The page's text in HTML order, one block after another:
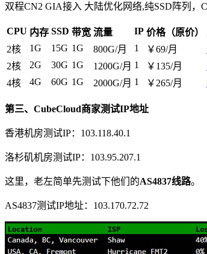
双程CN2 GIA接入 大陆优化网络,纯SSD阵列，
CPU 内存 SSD 带宽 流量 IP 价格（原价）
2核
1G 15G 1G 800G/月 1 ￥69/月
2核
2G 30G 1G 1200G/月 1 ￥135/月
4核
4G 60G 1G 2000G/月 1 ￥265/月
第三、CubeCloud商家测试IP地址
香港机房测试IP：103.118.40.1
洛杉矶机房测试IP：103.95.207.1
这里，老左简单先测试下他们的AS4837线路。
AS4837测试IP地址：103.170.72.72